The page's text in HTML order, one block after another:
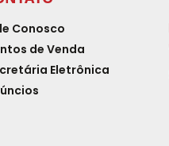
Conosco
de Venda
Eletrônica